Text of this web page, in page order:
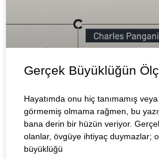
Gerçek Büyüklüğün
Hayatımda onu hiç tanımamış
görmemiş olmama rağmen, bu
bana derin bir hüzün veriyor.
olanlar, övgüye ihtiyaç duymazlar;
büyüklüğü